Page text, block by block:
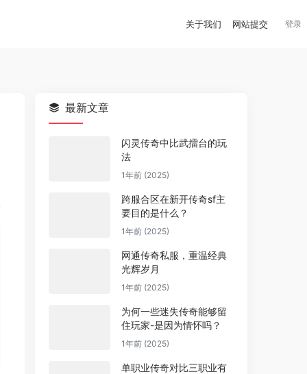
关于我们 网站提交 登录
最新文章
闪灵传奇中比武擂台的玩
法
1年前 (2025)
跨服合区在新开传奇sf主
要目的是什么？
1年前 (2025)
网通传奇私服，重温经典
光辉岁月
1年前 (2025)
为何一些迷失传奇能够留
住玩家-是因为情怀吗？
1年前 (2025)
单职业传奇对比三职业有